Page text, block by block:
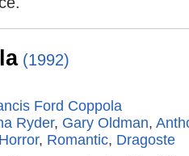
(1992)
Ford Coppola
Ryder, Gary Oldman,
Horror, Romantic, Dragoste